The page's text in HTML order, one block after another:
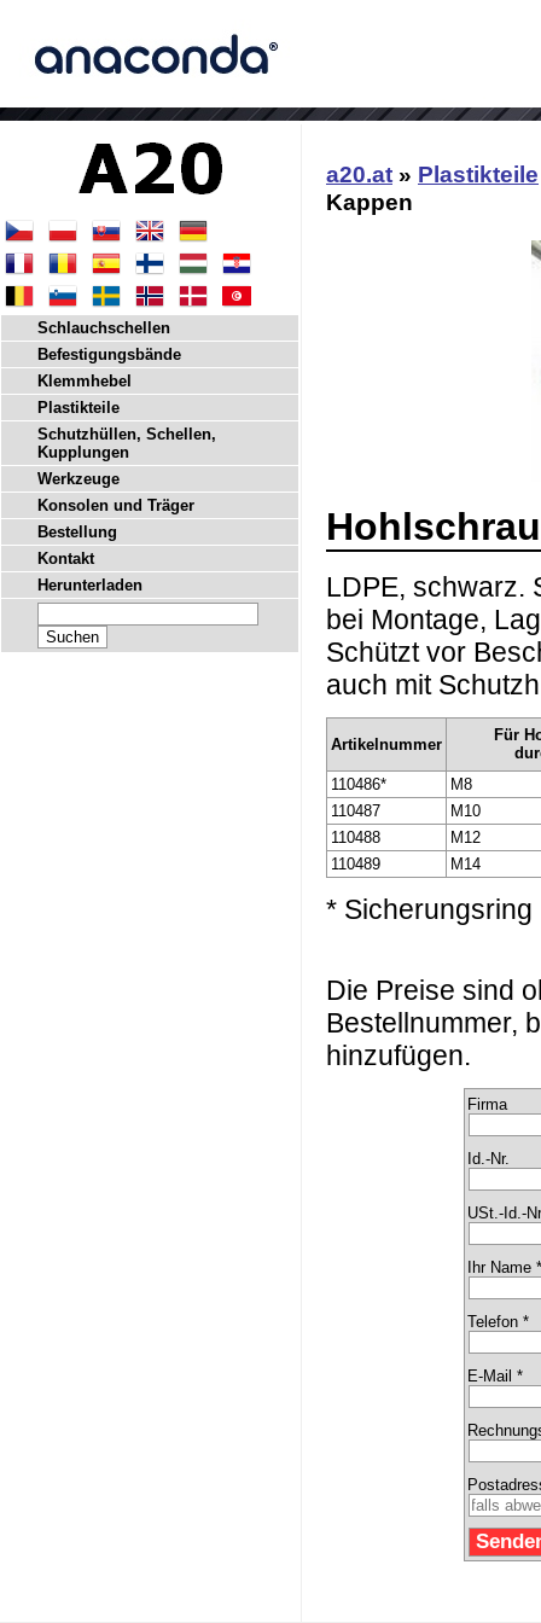
a20.at » Plastikteile
Kappen
LDPE, schwarz.
bei Montage,
Schützt vor
auch mit
Artikelnummer
Für
110486*
M8
110487
M10
110488
M12
110489
M14
* Sicherungsring
Die Preise sind
Bestellnummer,
hinzufügen.
Firma
Id.-Nr.
USt.-Id.-
Ihr Name
Telefon *
E-Mail *
Schlauchschellen
Befestigungsbände
Klemmhebel
Plastikteile
Schutzhüllen, Schellen,
Kupplungen
Werkzeuge
Konsolen und Träger
Bestellung
Kontakt
Herunterladen